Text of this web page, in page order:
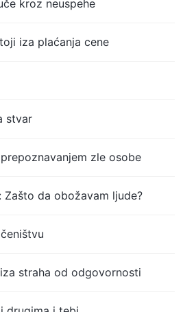
kroz neuspehe
iza plaćanja cene
stvar
zle osobe
Zašto da obožavam ljude?
straha od odgovornosti